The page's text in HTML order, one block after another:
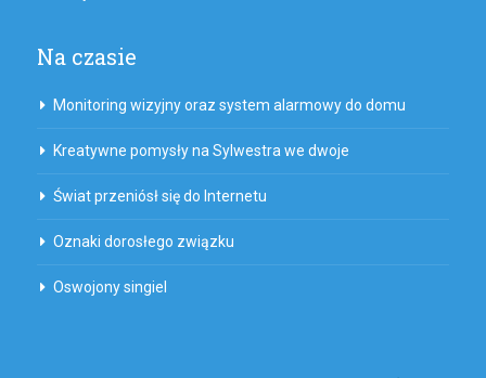
Na czasie
Monitoring wizyjny oraz system alarmowy do domu
Kreatywne pomysły na Sylwestra we dwoje
Świat przeniósł się do Internetu
Oznaki dorosłego związku
Oswojony singiel